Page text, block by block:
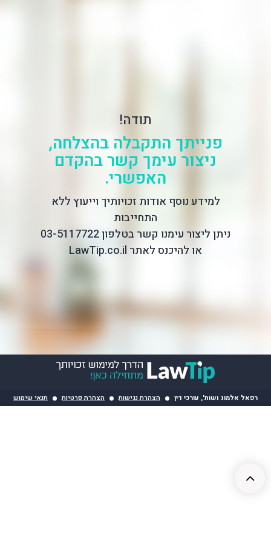
תודה!
פנייתך התקבלה בהצלחה,
ניצור עימך קשר בהקדם
האפשרי.
למידע נוסף אודות זכויותיך וייעוץ ללא
התחייבות
ניתן ליצור עימנו קשר בטלפון03-5117722
או להיכנס לאתר LawTip.co.il
רפאל אלמוג ושות', עורכי דין הצהרת נגישות הצהרת פרטיות תנאי שימוש